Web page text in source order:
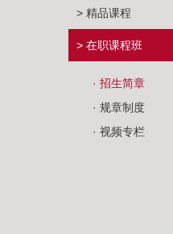
> 精品课程
> 在职课程班
· 招生简章
· 规章制度
· 视频专栏